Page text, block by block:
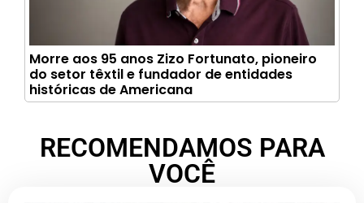
Morre aos 95 anos Zizo Fortunato, pioneiro
do setor têxtil e fundador de entidades
históricas de Americana
RECOMENDAMOS PARA
VOCÊ